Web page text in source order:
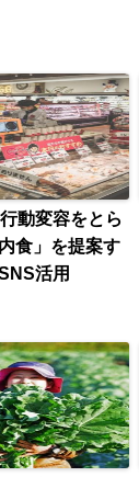
動変容をとら
食」を提案す
活用